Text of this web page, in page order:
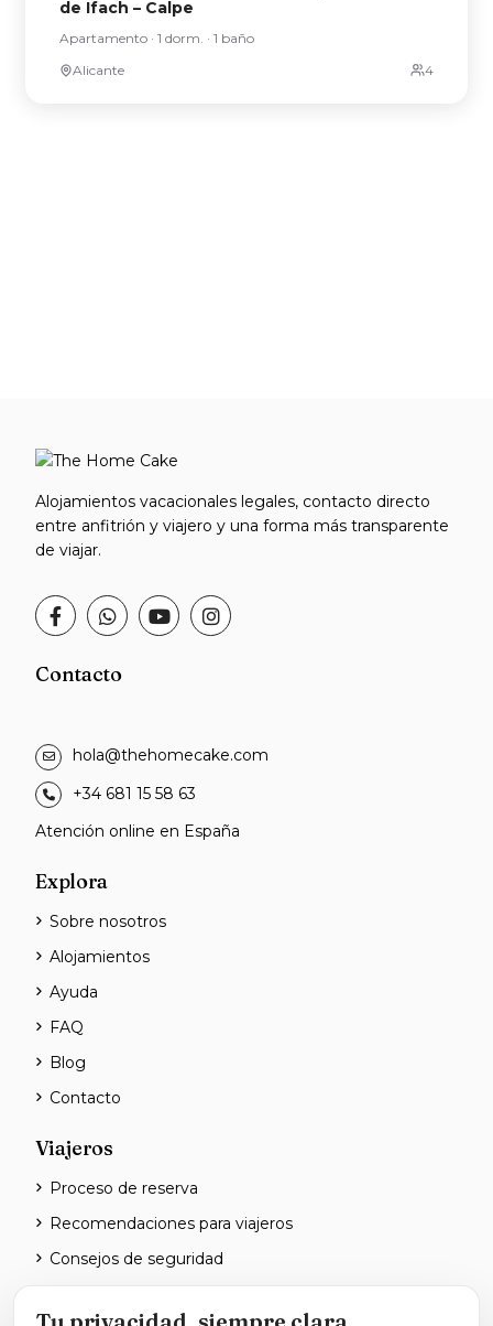
de Ifach – Calpe
Apartamento · 1 dorm. · 1 baño
Alicante
Alojamientos vacacionales legales, contacto directo
entre anfitrión y viajero y una forma más transparente
de viajar.
Contacto
hola@thehomecake.com
+34 681 15 58 63
Atención online en España
Explora
Sobre nosotros
Alojamientos
Ayuda
FAQ
Blog
Contacto
Viajeros
Proceso de reserva
Recomendaciones para viajeros
Consejos de seguridad
Anfitriones